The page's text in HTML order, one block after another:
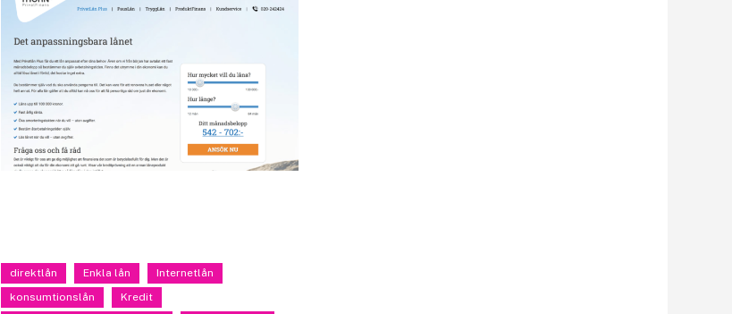
direktlån Enkla lån
Internetlån
konsumtionslån
Kredit